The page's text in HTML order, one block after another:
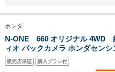
ホンダ
N-ONE 660 オリジナル 4WD
ィオ バックカメラ ホンダセン
販売店保証 購入プラン付